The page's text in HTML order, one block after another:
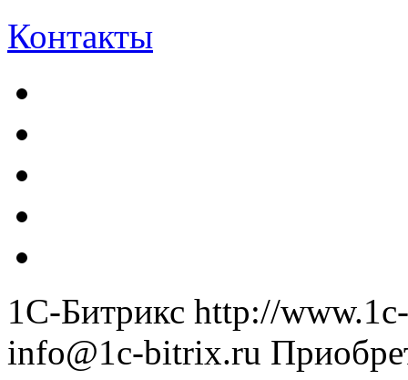
Контакты
1С-Битрикс http://
info@1c-bitrix.ru